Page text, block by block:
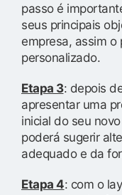
passo é
seus principais
empresa, assim
personalizado.
Etapa 3: depois
apresentar uma
inicial do seu
poderá sugerir
adequado e da
Etapa 4: com o